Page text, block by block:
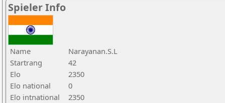
Spieler Info
Name
Narayanan.S.L
Startrang
42
Elo
2350
Elo national
0
Elo intnational
2350